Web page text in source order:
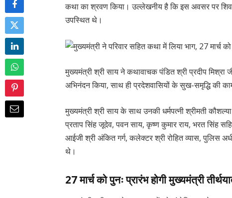
कथा का श्रवण किया। उल्लेखनीय है कि इस अवसर पर
उपस्थित थे।
मुख्यमंत्री श्री साय ने कथावाचक पंडित श्री प्रदीप मिश्रा
अभिनंदन किया, साथ ही प्रदेशवासियों के सुख-समृद्धि की
मुख्यमंत्री श्री साय के साथ उनकी धर्मपत्नी श्रीमती
प्रताप सिंह जूदेव, पवन साय, कृष्ण कुमार राय, भरत सिंह
आईजी श्री अंकित गर्ग, कलेक्टर श्री रोहित व्यास, पुलिस
थे।
27 मार्च को पुनः प्रारंभ होगी मुख्यमंत्री